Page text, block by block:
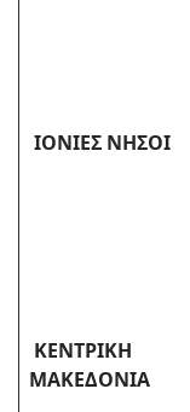
ΙΟΝΙΕΣ ΝΗΣΟΙ
ΚΕΝΤΡΙΚΗ
ΜΑΚΕΔΟΝΙΑ